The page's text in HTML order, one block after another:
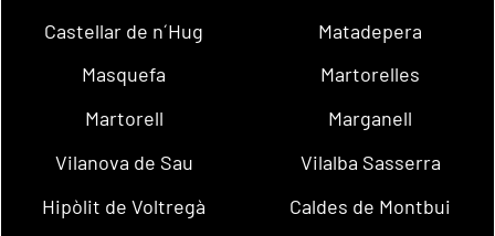
Castellar de n´Hug
Matadepera
Masquefa
Martorelles
Martorell
Marganell
Vilanova de Sau
Vilalba Sasserra
Hipòlit de Voltregà
Caldes de Montbui